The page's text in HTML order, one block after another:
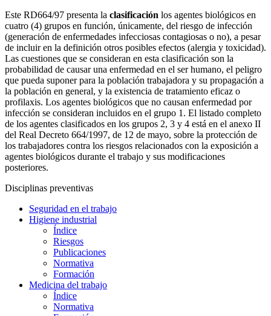
Este RD664/97 presenta la clasificación los agentes biológicos en
cuatro (4) grupos en función, únicamente, del riesgo de infección
(generación de enfermedades infecciosas contagiosas o no), a pesar
de incluir en la definición otros posibles efectos (alergia y toxicidad).
Las cuestiones que se consideran en esta clasificación son la
probabilidad de causar una enfermedad en el ser humano, el peligro
que pueda suponer para la población trabajadora y su propagación a
la población en general, y la existencia de tratamiento eficaz o
profilaxis. Los agentes biológicos que no causan enfermedad por
infección se consideran incluidos en el grupo 1. El listado completo
de los agentes clasificados en los grupos 2, 3 y 4 está en el anexo II
del Real Decreto 664/1997, de 12 de mayo, sobre la protección de
los trabajadores contra los riesgos relacionados con la exposición a
agentes biológicos durante el trabajo y sus modificaciones
posteriores.
Disciplinas preventivas
Seguridad en el trabajo
Higiene industrial
Índice
Riesgos
Publicaciones
Normativa
Formación
Medicina del trabajo
Índice
Normativa